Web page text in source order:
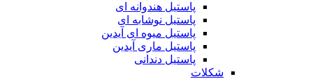
پاستیل هندوانه ای
پاستیل نوشابه ای
پاستیل میوه ای آیدین
پاستیل ماری آیدین
پاستیل دندانی
شکلات